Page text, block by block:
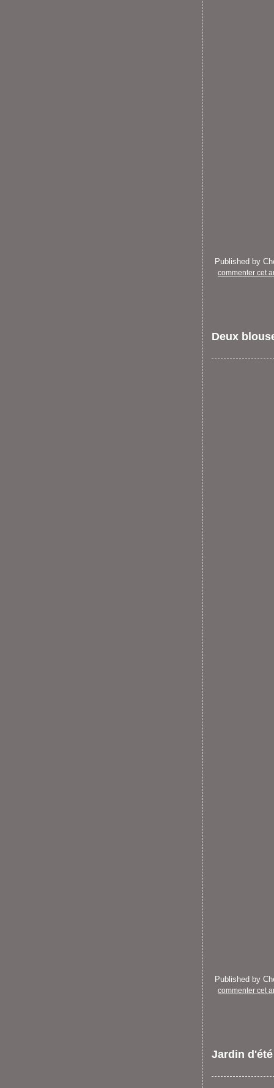
Published by
commenter cet
Deux
Published by
commenter cet
Jardin d'été